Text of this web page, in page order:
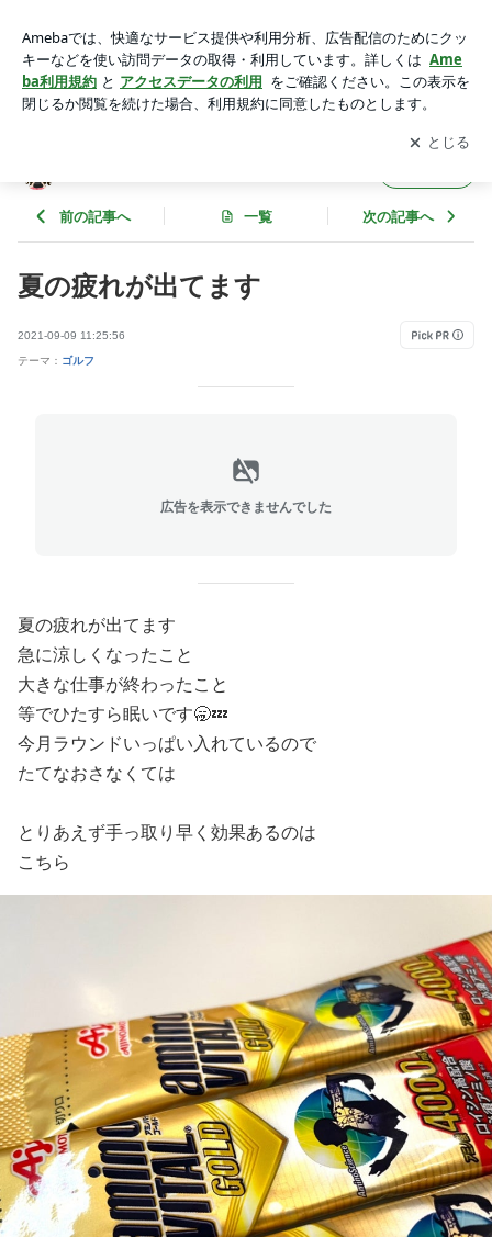
アプリをダウンロードして ブログの更新通知
を受け取りまし
ょう。
開く
前の記事へ 一覧 次の記事へ
夏の疲れが出てます
2021-09-09 11:25:56
テーマ： ゴルフ
広告を表示できませんでした
夏の疲れが出てます
急に涼しくなったこと
大きな仕事が終わったこと
等でひたすら眠いです🥱💤
今月ラウンドいっぱい入れているので
たてなおさなくては
とりあえず手っ取り早く効果あるのは
こちら